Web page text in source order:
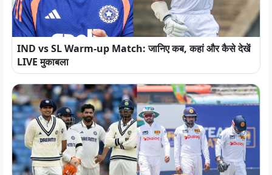
IND vs SL Warm-up Match: जानिए कब, कहां और कैसे देखें
LIVE मुकाबला